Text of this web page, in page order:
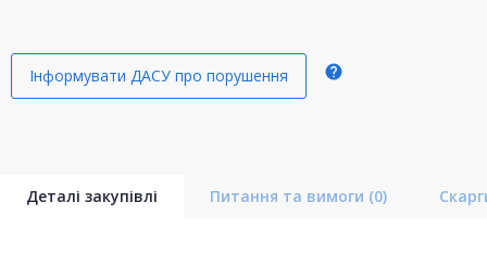
Інформувати ДАСУ про порушення help
Деталі закупівлі Питання та вимоги (0)